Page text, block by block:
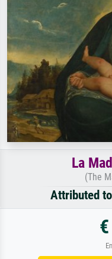
La
(The
Attributed